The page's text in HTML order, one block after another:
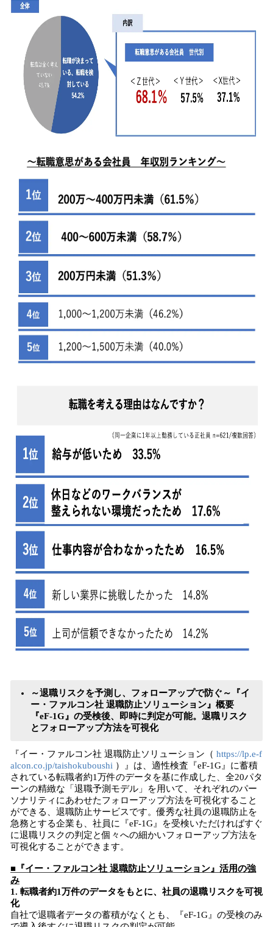
～退職リスクを予測し、フォローアップで防ぐ～『イ
ー・ファルコン社 退職防止ソリューション』概要
『eF-1G』の受検後、即時に判定が可能。退職リスク
とフォローアップ方法を可視化
『イー・ファルコン社 退職防止ソリューション（ https://lp.e-f
alcon.co.jp/taishokuboushi ）』は、適性検査『eF-1G』に蓄積
されている転職者約1万件のデータを基に作成した、全20パタ
ーンの精緻な「退職予測モデル」を用いて、それぞれのパー
ソナリティにあわせたフォローアップ方法を可視化すること
ができる、退職防止サービスです。優秀な社員の退職防止を
急務とする企業も、社員に『eF-1G』を受検いただければすぐ
に退職リスクの判定と個々への細かいフォローアップ方法を
可視化することができます。
■『イー・ファルコン社 退職防止ソリューション』活用の強
み
1. 転職者約1万件のデータをもとに、社員の退職リスクを可視
化
自社で退職者データの蓄積がなくとも、『eF-1G』の受検のみ